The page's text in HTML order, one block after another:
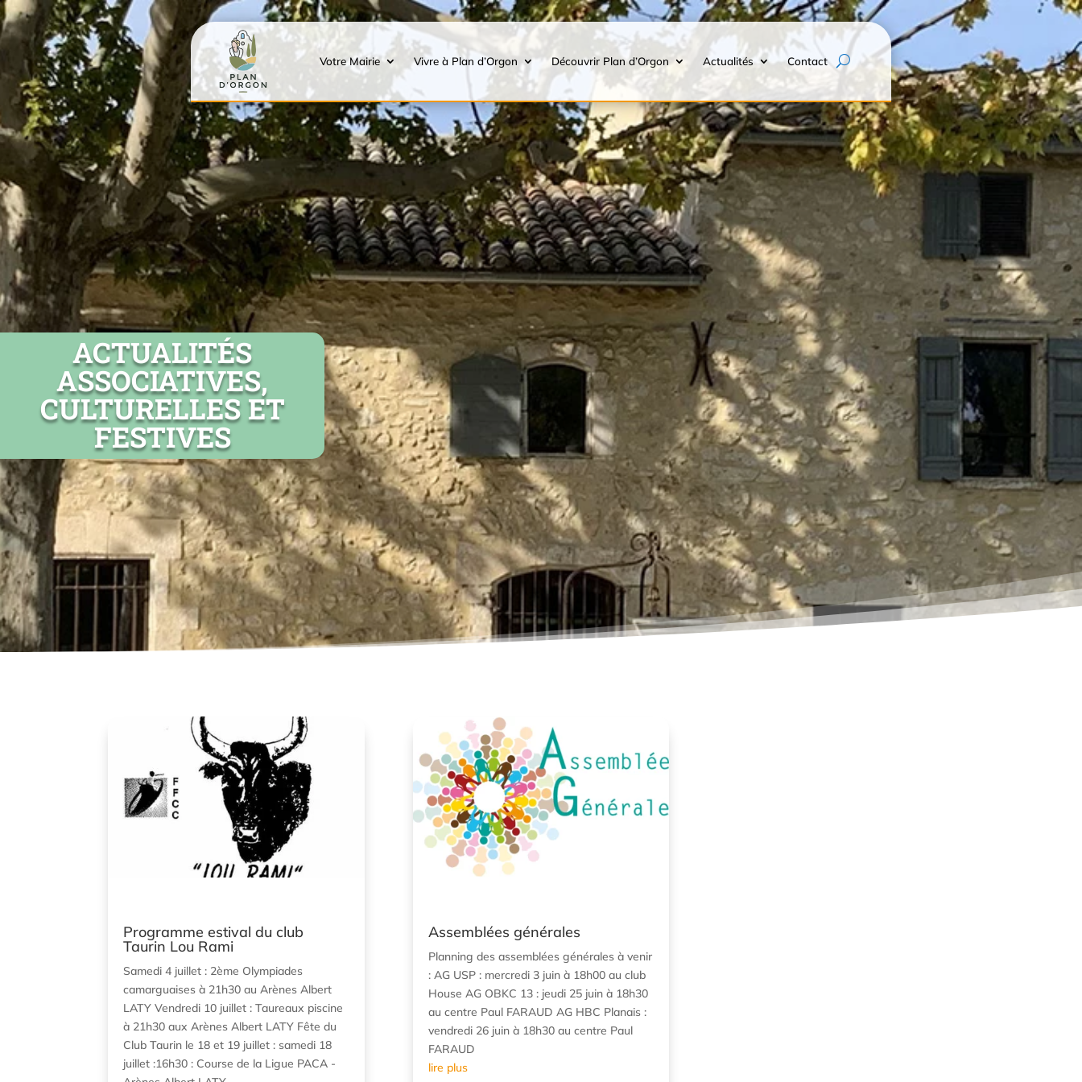
Votre Mairie Vivre à Plan d’Orgon Découvrir Plan d’Orgon Actualités Contact
ACTUALITÉS
ASSOCIATIVES,
CULTURELLES ET
FESTIVES
Programme estival du club
Taurin Lou Rami
Samedi 4 juillet : 2ème Olympiades
camarguaises à 21h30 au Arènes Albert
LATY Vendredi 10 juillet : Taureaux piscine
à 21h30 aux Arènes Albert LATY Fête du
Club Taurin le 18 et 19 juillet : samedi 18
juillet :16h30 : Course de la Ligue PACA -
Assemblées générales
Planning des assemblées générales à venir
: AG USP : mercredi 3 juin à 18h00 au club
House AG OBKC 13 : jeudi 25 juin à 18h30
au centre Paul FARAUD AG HBC Planais :
vendredi 26 juin à 18h30 au centre Paul
FARAUD
lire plus